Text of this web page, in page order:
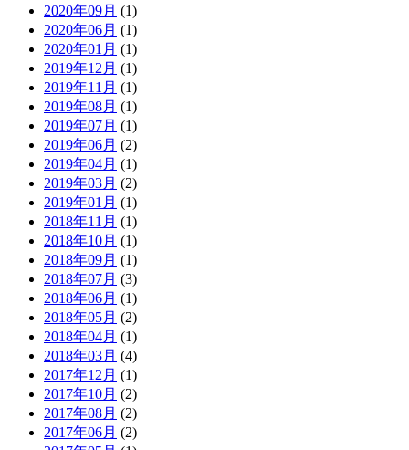
2020年09月 (1)
2020年06月 (1)
2020年01月 (1)
2019年12月 (1)
2019年11月 (1)
2019年08月 (1)
2019年07月 (1)
2019年06月 (2)
2019年04月 (1)
2019年03月 (2)
2019年01月 (1)
2018年11月 (1)
2018年10月 (1)
2018年09月 (1)
2018年07月 (3)
2018年06月 (1)
2018年05月 (2)
2018年04月 (1)
2018年03月 (4)
2017年12月 (1)
2017年10月 (2)
2017年08月 (2)
2017年06月 (2)